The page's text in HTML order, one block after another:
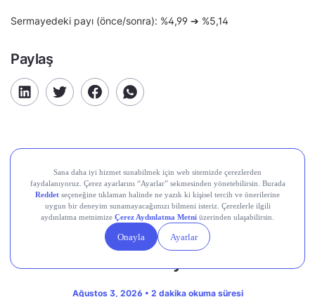
Sermayedeki payı (önce/sonra): %4,99 ➔ %5,14
Paylaş
HSBC: FTSE eylül revizyonunda Türk
hisselerinde geniş çaplı değişiklik
Ağustos 3, 2026 • 2 dakika okuma süresi